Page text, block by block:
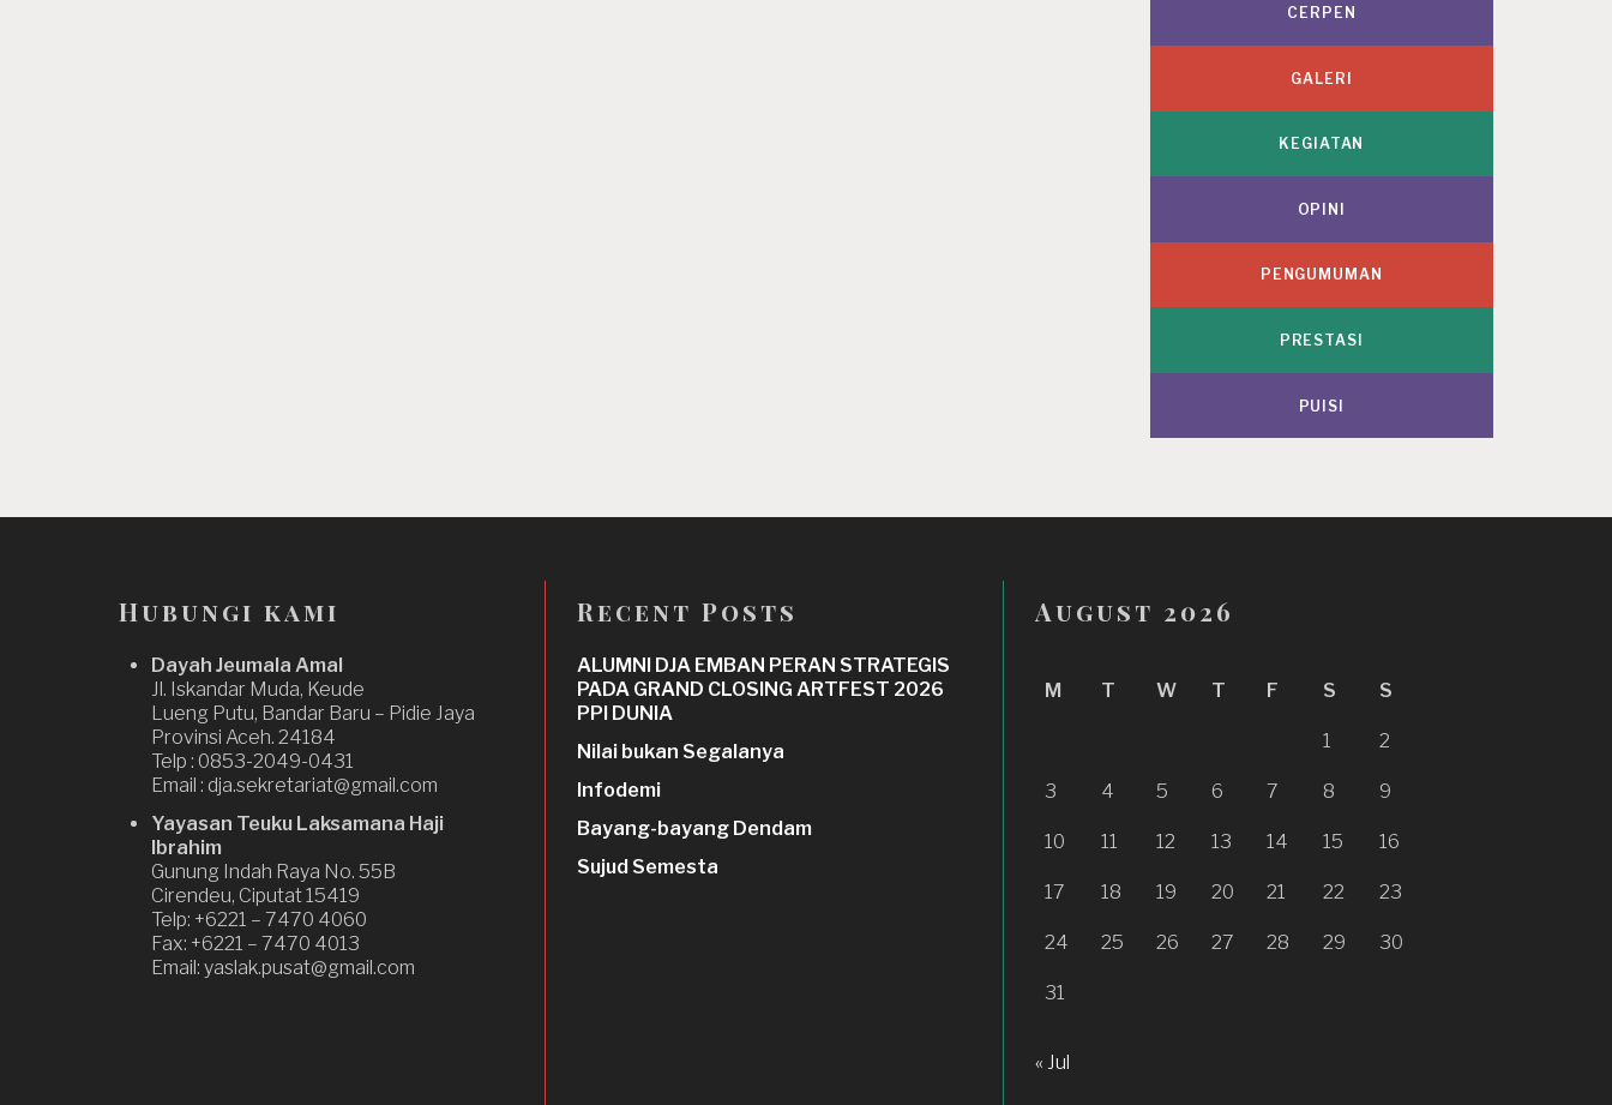
CERPEN
GALERI
KEGIATAN
OPINI
PENGUMUMAN
PRESTASI
PUISI
Hubungi kami
Dayah Jeumala Amal
Jl. Iskandar Muda, Keude
Lueng Putu, Bandar Baru – Pidie Jaya
Provinsi Aceh. 24184
Telp : 0853-2049-0431
Email : dja.sekretariat@gmail.com
Yayasan Teuku Laksamana Haji
Ibrahim
Gunung Indah Raya No. 55B
Cirendeu, Ciputat 15419
Telp: +6221 – 7470 4060
Fax: +6221 – 7470 4013
Email: yaslak.pusat@gmail.com
Recent Posts
ALUMNI DJA EMBAN PERAN STRATEGIS
PADA GRAND CLOSING ARTFEST 2026
PPI DUNIA
Nilai bukan Segalanya
Infodemi
Bayang-bayang Dendam
Sujud Semesta
August 2026
M T W T F S S
1 2
3 4 5 6 7 8 9
10 11 12 13 14 15 16
17 18 19 20 21 22 23
24 25 26 27 28 29 30
31
« Jul